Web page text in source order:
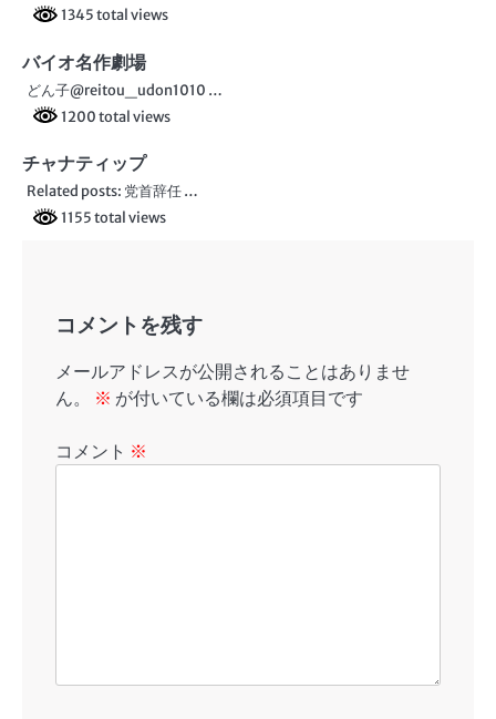
1345 total views
バイオ名作劇場
どん子@reitou_udon1010 …
1200 total views
チャナティップ
Related posts: 党首辞任 …
1155 total views
コメントを残す
メールアドレスが公開されることはありませ
ん。
※ が付いている欄は必須項目です
コメント ※